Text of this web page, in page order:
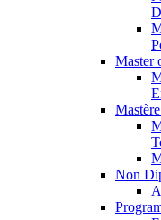
Master
Non